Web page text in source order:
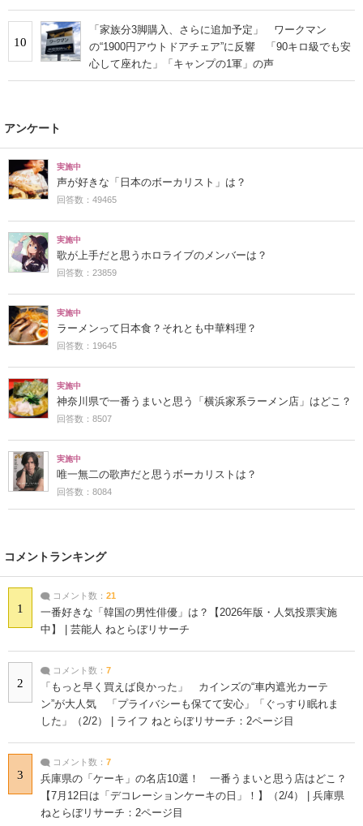
10
「家族分3脚購入、さらに追加予定」 ワークマン
の“1900円アウトドアチェア”に反響 「90キロ級でも安
心して座れた」「キャンプの1軍」の声
アンケート
実施中
声が好きな「日本のボーカリスト」は？
回答数：49465
実施中
歌が上手だと思うホロライブのメンバーは？
回答数：23859
実施中
ラーメンって日本食？それとも中華料理？
回答数：19645
実施中
神奈川県で一番うまいと思う「横浜家系ラーメン店」はどこ？
回答数：8507
実施中
唯一無二の歌声だと思うボーカリストは？
回答数：8084
コメントランキング
1
コメント数： 21
一番好きな「韓国の男性俳優」は？【2026年版・人気投票実施
中】 | 芸能人 ねとらぼリサーチ
2
コメント数： 7
「もっと早く買えば良かった」 カインズの“車内遮光カーテ
ン”が大人気 「プライバシーも保てて安心」「ぐっすり眠れま
した」（2/2） | ライフ ねとらぼリサーチ：2ページ目
3
コメント数： 7
兵庫県の「ケーキ」の名店10選！ 一番うまいと思う店はどこ？
【7月12日は「デコレーションケーキの日」！】（2/4） | 兵庫県
ねとらぼリサーチ：2ページ目